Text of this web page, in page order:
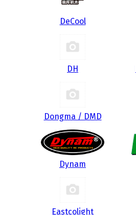
DeCool
DH
Dongma / DMD
Dynam
Eastcolight